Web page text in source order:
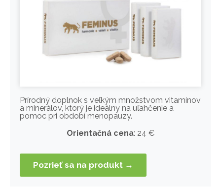
Prírodný doplnok s veľkým množstvom vitamínov
a minerálov, ktorý je ideálny na uľahčenie a
pomoc pri období menopauzy.
Orientačná cena: 24 €
Pozrieť sa na produkt →